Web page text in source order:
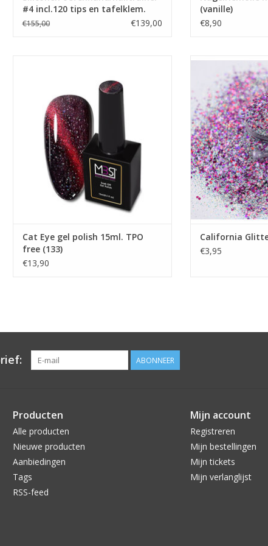
#4 incl.120 tips en tafelklem.
€155,00 €139,00
(vanille)
€8,90
Showroom
Prijzen zijn incl. BTW
TOEVOEGEN AAN WINKELWAGEN
Cat Eye gel polish 15ml. TPO
free (133)
€13,90
Winkel
Nagels
Prijzen
TOEVOEGEN
California
€3,95
ABONNEER
Producten
Alle producten
Nieuwe producten
Aanbiedingen
Tags
RSS-feed
Mijn account
Registreren
Mijn bestellingen
Mijn tickets
Mijn verlanglijst